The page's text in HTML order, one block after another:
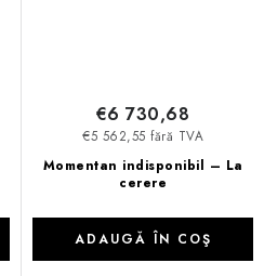
Momentan indisponibil – La
cerere
€5 562,55 fără TVA
€6 730,68
ADAUGĂ ÎN COŞ